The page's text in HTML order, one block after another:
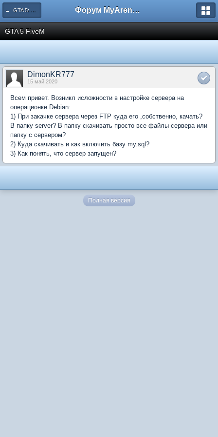
← GTA 5: FiveM Форум MyArena.ru
GTA 5 FiveM
DimonKR777
15 май 2020
Всем привет. Возникл исложности в настройке сервера на
операционке Debian:
1) При закачке сервера через FTP куда его ,собственно, качать?
В папку server? В папку скачивать просто все файлы сервера или
папку с сервером?
2) Куда скачивать и как включить базу my.sql?
3) Как понять, что сервер запущен?
Полная версия